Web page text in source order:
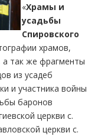
«Храмы и
усадьбы
Спировского
храмов,
а так же фрагменты
из усадеб
и участника войны
баронов
церкви с.
церкви с.